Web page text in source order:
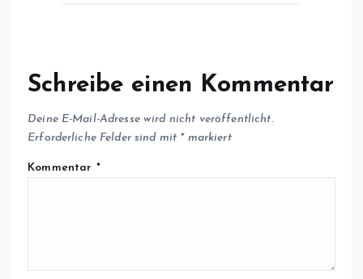
Schreibe einen Kommentar
Deine E-Mail-Adresse wird nicht veröffentlicht.
Erforderliche Felder sind mit *markiert
Kommentar *